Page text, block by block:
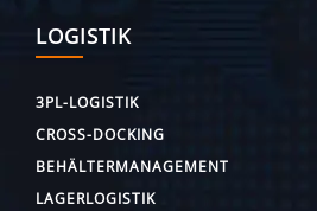
LOGISTIK
3PL-LOGISTIK
CROSS-DOCKING
BEHÄLTERMANAGEMENT
LAGERLOGISTIK